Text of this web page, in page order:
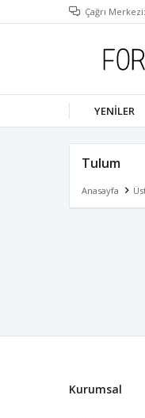
Çağrı
YENILER
Tulum
Anasayfa
Kurumsal